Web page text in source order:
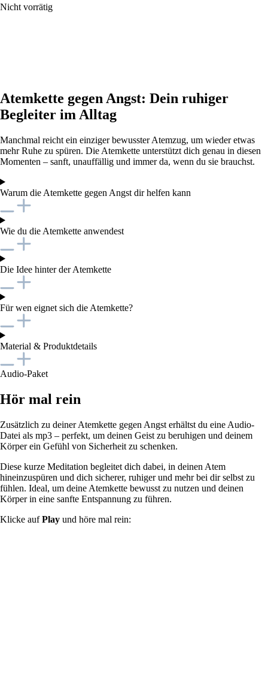
Nicht vorrätig
Atemkette gegen Angst: Dein ruhiger
Begleiter im Alltag
Manchmal reicht ein einziger bewusster Atemzug, um wieder etwas
mehr Ruhe zu spüren. Die Atemkette unterstützt dich genau in diesen
Momenten – sanft, unauffällig und immer da, wenn du sie brauchst.
Warum die Atemkette gegen Angst dir helfen kann
Wie du die Atemkette anwendest
Die Idee hinter der Atemkette
Für wen eignet sich die Atemkette?
Material & Produktdetails
Audio-Paket
Hör mal rein
Zusätzlich zu deiner Atemkette gegen Angst erhältst du eine Audio-
Datei als mp3 – perfekt, um deinen Geist zu beruhigen und deinem
Körper ein Gefühl von Sicherheit zu schenken.
Diese kurze Meditation begleitet dich dabei, in deinen Atem
hineinzuspüren und dich sicherer, ruhiger und mehr bei dir selbst zu
fühlen. Ideal, um deine Atemkette bewusst zu nutzen und deinen
Körper in eine sanfte Entspannung zu führen.
Klicke aufPlay und höre mal rein: